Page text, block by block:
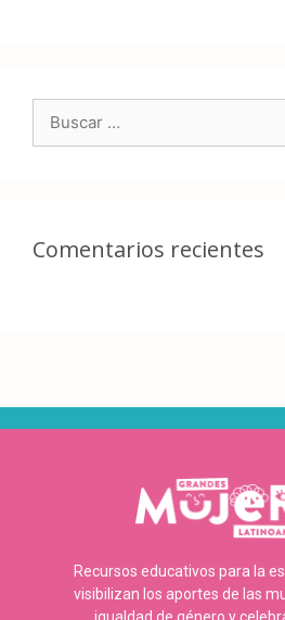
Comentarios recientes
Recursos educativos para la
visibilizan los aportes de las
igualdad de género y